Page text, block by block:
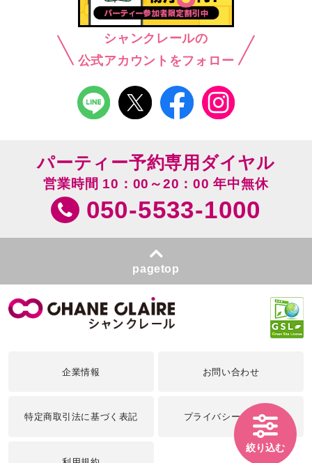
シャンクレールの
公式アカウントをフォロー
絞り込む
パーティー予約専用ダイヤル
営業時間 10：00～20：00 年中無休
050-5533-1000
pagetop
企業情報 お問い合わせ
特定商取引法に基づく表記 プライバシーポリシー